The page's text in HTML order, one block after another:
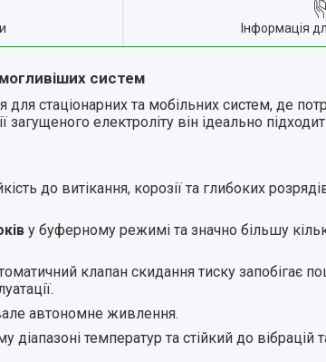
Інформація
систем
стаціонарних та мобільних систем, де
загущеного електроліту він ідеально
до витікання, корозії та глибоких
у буферному режимі та значно більшу
клапан скидання тиску запобігає
автономне живлення.
температур та стійкий до вібрацій